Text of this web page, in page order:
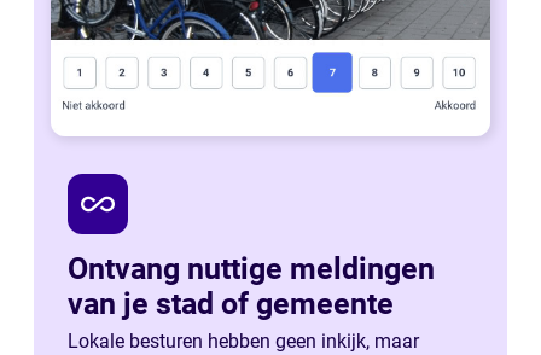
all_inclusive
Ontvang nuttige meldingen
van je stad of gemeente
Lokale besturen hebben geen inkijk, maar